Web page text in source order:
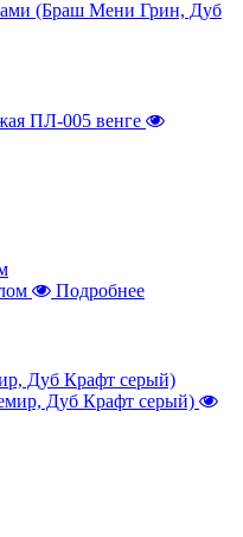
Подробнее
Дуб Крафт серый)